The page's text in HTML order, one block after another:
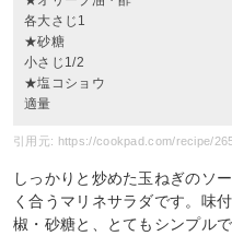
各大さじ1
★砂糖
小さじ1/2
★塩コショウ
適量
引用元: https://cookpad.com/recipe/
しっかりと炒めた玉ねぎのソ
く合うマリネサラダです。味
椒・砂糖と、とてもシンプル